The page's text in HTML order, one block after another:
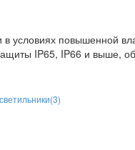
условиях повышенной
IP65, IP66 и выше,
(3)